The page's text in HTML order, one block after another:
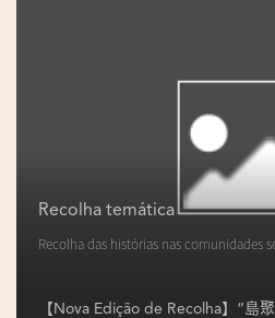
Recolha temática
Recolha das histórias nas comunidades
【Nova Edição de Recolha】“